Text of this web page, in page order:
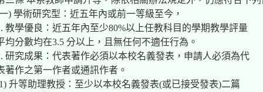
) 學術研究型：近五年內或前一等級至今，
教學優良：近五年內至少80%以上任教科目的學期教學評量
均分數均在3.5 分以上，且無任何不適任行為。
研究成果：代表著作必須以本校名義發表，申請人必須為代
著作之第一作者或通訊作者。
升等助理教授：至少以本校名義發表(或已接受發表)二篇